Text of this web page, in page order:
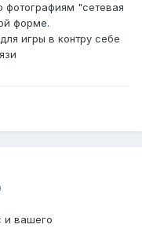
фотографиям "сетевая
форме.
игры в контру себе
и вашего